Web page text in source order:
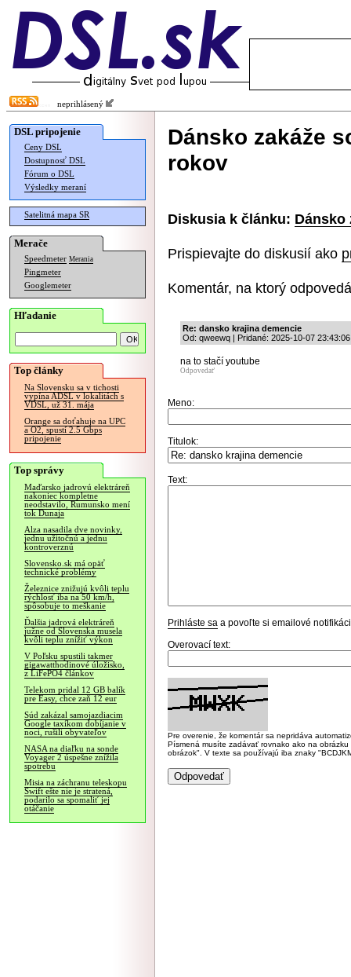
neprihlásený
DSL pripojenie
Ceny DSL
Dostupnosť DSL
Fórum o DSL
Výsledky meraní
Satelitná mapa SR
Merače
Speedmeter Merania
Pingmeter
Googlemeter
Hľadanie
Top články
Na Slovensku sa v tichosti
vypína ADSL v lokalitách s
VDSL, už 31. mája
Orange sa doťahuje na UPC
a O2, spustí 2.5 Gbps
pripojenie
Top správy
Maďarsko jadrovú elektráreň
nakoniec kompletne
neodstavilo, Rumunsko mení
tok Dunaja
Alza nasadila dve novinky,
jednu užitočnú a jednu
kontroverznú
Slovensko.sk má opäť
technické problémy
Železnice znižujú kvôli teplu
rýchlosť iba na 50 km/h,
spôsobuje to meškanie
Ďalšia jadrová elektráreň
južne od Slovenska musela
kvôli teplu znížiť výkon
V Poľsku spustili takmer
gigawatthodinové úložisko,
z LiFePO4 článkov
Telekom pridal 12 GB balík
pre Easy, chce zaň 12 eur
Súd zakázal samojazdiacim
Google taxíkom dobíjanie v
noci, rušili obyvateľov
NASA na diaľku na sonde
Voyager 2 úspešne znížila
spotrebu
Misia na záchranu teleskopu
Swift ešte nie je stratená,
podarilo sa spomaliť jej
otáčanie
Dánsko zakáže
rokov
Diskusia k článku: Dánsko
Prispievajte do diskusií ako
Komentár, na ktorý
Re: dansko krajina demencie
Od: qweewq | Pridané: 2025-10-07 23:43:06
na to stačí youtube
Odpovedať
Meno:
Titulok:
Text:
Prihláste sa a povoľte si emailové
Overovací text:
Pre overenie, že komentár sa nepridáva
Písmená musíte zadávať rovnako ako na
obrázok". V texte sa používajú iba znaky